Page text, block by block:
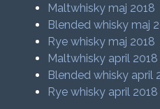
Maltwhisky maj 2018
Blended whisky maj
Rye whisky maj 2018
Maltwhisky april 2018
Blended whisky april
Rye whisky april 2018